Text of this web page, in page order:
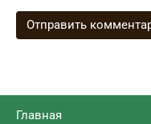
Главная